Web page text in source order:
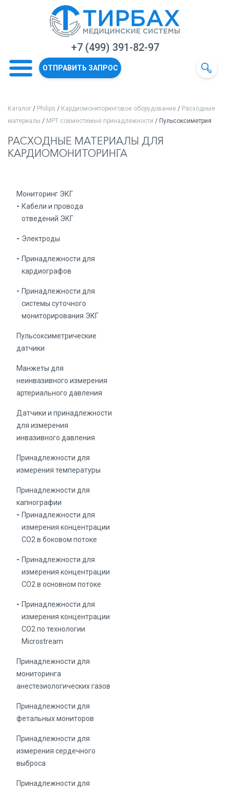
+7 (499) 391-82-97
ОТПРАВИТЬ ЗАПРОС
Каталог / Philips / Кардиомониторинговое оборудование / Расходные
материалы / МРТ совместимые принадлежности / Пульсоксиметрия
РАСХОДНЫЕ МАТЕРИАЛЫ ДЛЯ
КАРДИОМОНИТОРИНГА
Мониторинг ЭКГ
Кабели и провода
отведений ЭКГ
Электроды
Принадлежности для
кардиографов
Принадлежности для
системы суточного
мониторирования ЭКГ
Пульсоксиметрические
датчики
Манжеты для
неинвазивного измерения
артериального давления
Датчики и принадлежности
для измерения
инвазивного давления
Принадлежности для
измерения температуры
Принадлежности для
капнографии
Принадлежности для
измерения концентрации
СО2 в боковом потоке
Принадлежности для
измерения концентрации
СО2 в основном потоке
Принадлежности для
измерения концентрации
СО2 по технологии
Microstream
Принадлежности для
мониторинга
анестезиологических газов
Принадлежности для
фетальных мониторов
Принадлежности для
измерения сердечного
выброса
Принадлежности для